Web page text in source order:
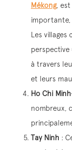
Mékong, est
importante,
Les
à travers
et leurs
Ho Chi
nombreux,
Tay Ninh :